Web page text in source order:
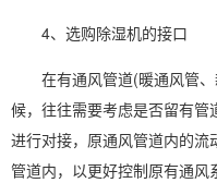
4、选购除湿机的接口
在有通风管道(暖通风管、
候，往往需要考虑是否留有
进行对接，原通风管道内的
管道内，以更好控制原有通